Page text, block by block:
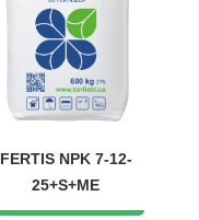
FERTIS NPK 7-12-
25+S+ME